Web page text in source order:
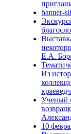
banner-
Е.А.
Из
Ученый
10